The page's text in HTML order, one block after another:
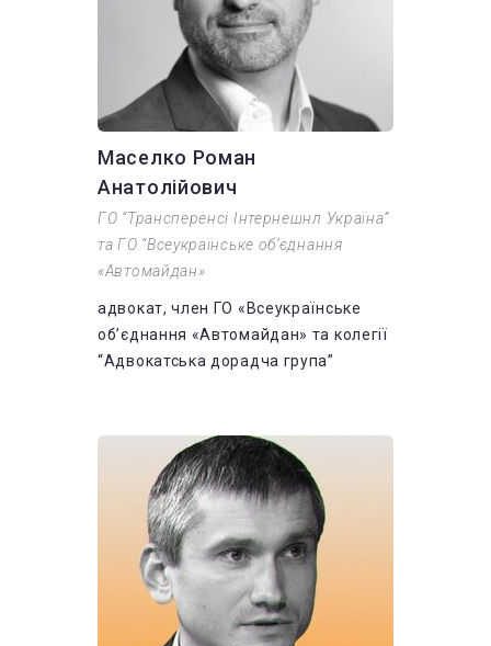
Маселко Роман
Анатолійович
ГО “Трансперенсі Інтернешнл Україна”
та ГО “Всеукраїнське об’єднання
«Автомайдан»
адвокат, член ГО «Всеукраїнське
об’єднання «Автомайдан» та колегії
“Адвокатська дорадча група”